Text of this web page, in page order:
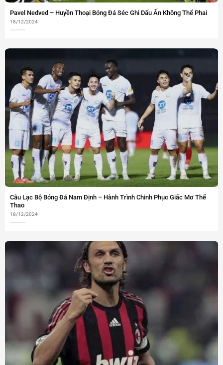
Pavel Nedved – Huyền Thoại Bóng Đá Séc Ghi Dấu Ấn Không Thể Phai
18/12/2024
Câu Lạc Bộ Bóng Đá Nam Định – Hành Trình Chinh Phục Giấc Mơ Thể
Thao
18/12/2024